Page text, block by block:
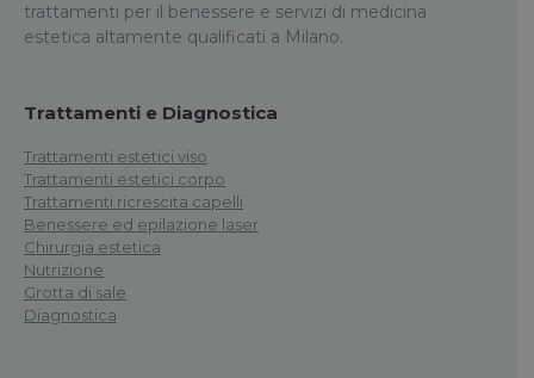
trattamenti per il benessere e servizi di medicina
estetica altamente qualificati a Milano.
Trattamenti e Diagnostica
Trattamenti estetici viso
Trattamenti estetici corpo
Trattamenti ricrescita capelli
Benessere ed epilazione laser
Chirurgia estetica
Nutrizione
Grotta di sale
Diagnostica